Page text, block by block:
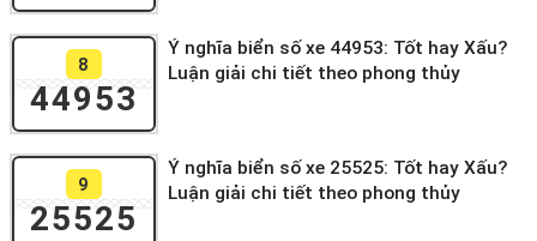
8
44953
Ý nghĩa biển số xe 44953: Tốt hay Xấu?
Luận giải chi tiết theo phong thủy
9
25525
Ý nghĩa biển số xe 25525: Tốt hay Xấu?
Luận giải chi tiết theo phong thủy